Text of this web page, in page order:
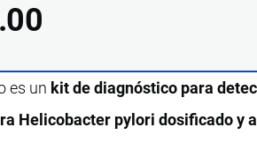
es un kit de diagnóstico para
Helicobacter pylori dosificado y